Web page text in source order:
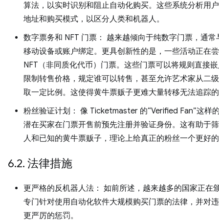
算法，以实时识别和阻止自动化购买。这些系统分析用
地址和购买模式，以区分人类和机器人。
数字票务和 NFT 门票： 越来越倾向于纯数字门票，通常
移动设备或账户绑定。更具创新性的是，一些活动正在
NFT（非同质化代币）门票。这些门票可以将规则直接
限制转售价格，规定谁可以转售，甚至允许艺术家从二
取一定比例。这使得黄牛票贩子更难大量转移无法追踪
粉丝验证计划： 像 Ticketmaster 的“Verified Fan”这样
潜在买家在门票开售前预先注册并验证身份。这有助于
人和已知的黄牛票贩子，理论上给真正的粉丝一个更好
6.2. 法律措施
更严格的反机器人法： 如前所述，越来越多的国家正在
专门针对使用自动化软件大规模购买门票的法律，并对
更严厉的惩罚。